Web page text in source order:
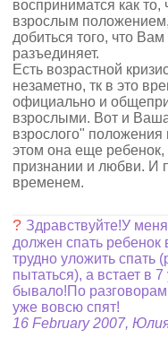
восприниматся как то,
взрослым
добиться того, что
разъединяет.
Есть возрастной
незаметно, тк в это
официально и
взрослыми. Вот и
взрослого"
этом она еще
признании и любви. И
временем.
? Здравствуйте!У
должен спать ребенок
трудно уложить спать
пытаться), а встает в
бывало!По разговорам
уже вовсю спят!
16 February 2007,